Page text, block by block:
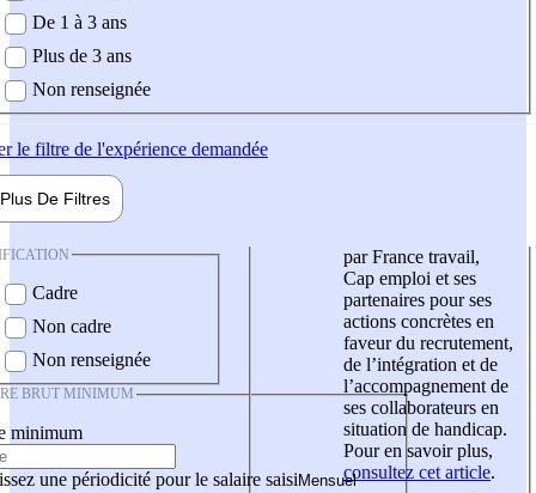
De 1 à 3 ans
Plus de 3 ans
Non renseignée
le filtre de l'expérience demandée
Plus De Filtres
Cadre
Non cadre
Non renseignée
BRUT MINIMUM
minimum
une périodicité pour le salaire saisi
par France travail,
Cap emploi et ses
partenaires pour ses
actions concrètes en
faveur du recrutement,
de l’intégration et de
l’accompagnement de
ses collaborateurs en
situation de handicap.
Pour en savoir plus,
consultez cet article.